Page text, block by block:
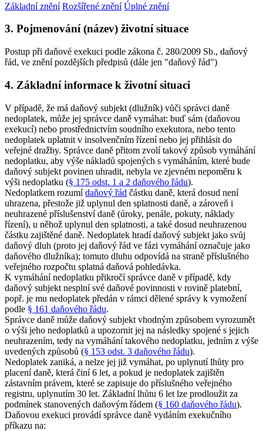
Základní znění Rozšířené znění Úplné znění
3. Pojmenování (název) životní situace
Postup při daňové exekuci podle zákona č. 280/2009 Sb., daňový
řád, ve znění pozdějších předpisů (dále jen "daňový řád")
4. Základní informace k životní situaci
V případě, že má daňový subjekt (dlužník) vůči správci daně
nedoplatek, může jej správce daně vymáhat: buď sám (daňovou
exekucí) nebo prostřednictvím soudního exekutora, nebo tento
nedoplatek uplatnit v insolvenčním řízení nebo jej přihlásit do
veřejné dražby. Správce daně přitom zvolí takový způsob vymáhání
nedoplatku, aby výše nákladů spojených s vymáháním, které bude
daňový subjekt povinen uhradit, nebyla ve zjevném nepoměru k
výši nedoplatku (§ 175 odst. 1 a 2 daňového řádu).
Nedoplatkem rozumídaňový řád částku daně, která dosud není
uhrazena, přestože již uplynul den splatnosti daně, a zároveň i
neuhrazené příslušenství daně (úroky, penále, pokuty, náklady
řízení), u něhož uplynul den splatnosti, a také dosud neuhrazenou
částku zajištěné daně. Nedoplatek hradí daňový subjekt jako svůj
daňový dluh (proto jej daňový řád ve fázi vymáhání označuje jako
daňového dlužníka); tomuto dluhu odpovídá na straně příslušného
veřejného rozpočtu splatná daňová pohledávka.
K vymáhání nedoplatku přikročí správce daně v případě, kdy
daňový subjekt nesplní své daňové povinnosti v rovině platební,
popř. je mu nedoplatek předán v rámci dělené správy k vymožení
podle § 161 daňového řádu.
Správce daně může daňový subjekt vhodným způsobem vyrozumět
o výši jeho nedoplatků a upozornit jej na následky spojené s jejich
neuhrazením, tedy na vymáhání takového nedoplatku, jedním z výše
uvedených způsobů (§ 153 odst. 3 daňového řádu).
Nedoplatek zaniká, a nelze jej již vymáhat, po uplynutí lhůty pro
placení daně, která činí 6 let, a pokud je nedoplatek zajištěn
zástavním právem, které se zapisuje do příslušného veřejného
registru, uplynutím 30 let. Základní lhůtu 6 let lze prodloužit za
podmínek stanovených daňovým řádem (§ 160 daňového řádu).
Daňovou exekuci provádí správce daně vydáním exekučního
příkazu na: